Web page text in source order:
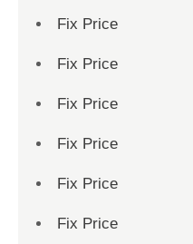
Fix Price
Fix Price
Fix Price
Fix Price
Fix Price
Fix Price